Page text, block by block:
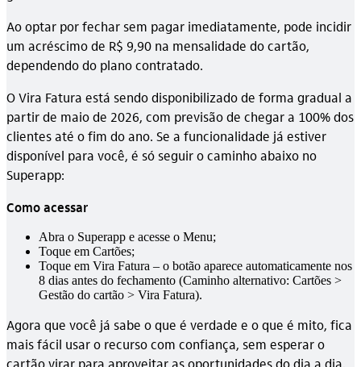
Ao optar por fechar sem pagar imediatamente, pode incidir
um acréscimo de R$ 9,90 na mensalidade do cartão,
dependendo do plano contratado.
O Vira Fatura está sendo disponibilizado de forma gradual a
partir de maio de 2026, com previsão de chegar a 100% dos
clientes até o fim do ano. Se a funcionalidade já estiver
disponível para você, é só seguir o caminho abaixo no
Superapp:
Como acessar
Abra o Superapp e acesse o Menu;
Toque em Cartões;
Toque em Vira Fatura – o botão aparece automaticamente nos
8 dias antes do fechamento (Caminho alternativo: Cartões >
Gestão do cartão > Vira Fatura).
Agora que você já sabe o que é verdade e o que é mito, fica
mais fácil usar o recurso com confiança, sem esperar o
cartão virar para aproveitar as oportunidades do dia a dia.